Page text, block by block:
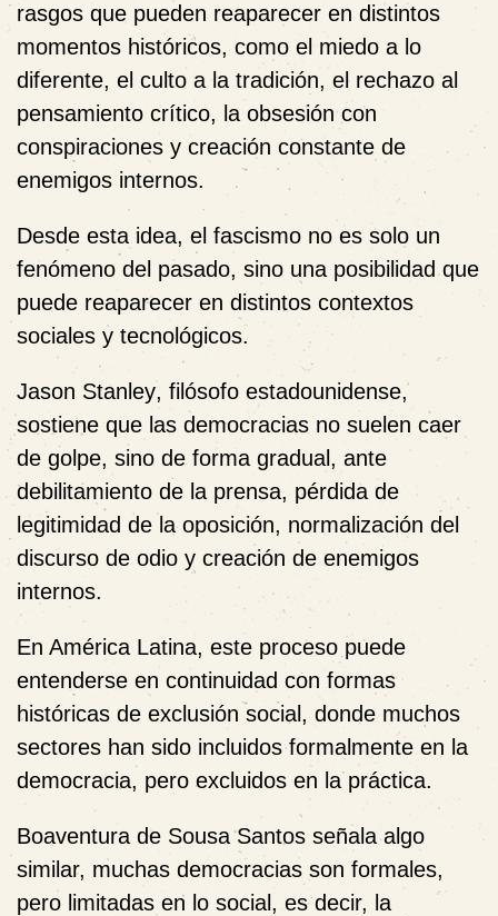
rasgos que pueden reaparecer en distintos
momentos históricos, como el miedo a lo
diferente, el culto a la tradición, el rechazo al
pensamiento crítico, la obsesión con
conspiraciones y creación constante de
enemigos internos.
Desde esta idea, el fascismo no es solo un
fenómeno del pasado, sino una posibilidad que
puede reaparecer en distintos contextos
sociales y tecnológicos.
Jason Stanley, filósofo estadounidense,
sostiene que las democracias no suelen caer
de golpe, sino de forma gradual, ante
debilitamiento de la prensa, pérdida de
legitimidad de la oposición, normalización del
discurso de odio y creación de enemigos
internos.
En América Latina, este proceso puede
entenderse en continuidad con formas
históricas de exclusión social, donde muchos
sectores han sido incluidos formalmente en la
democracia, pero excluidos en la práctica.
Boaventura de Sousa Santos señala algo
similar, muchas democracias son formales,
pero limitadas en lo social, es decir, la